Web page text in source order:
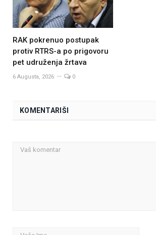
RAK pokrenuo postupak
protiv RTRS-a po prigovoru
pet udruženja žrtava
6 Augusta, 2026 0
KOMENTARIŠI